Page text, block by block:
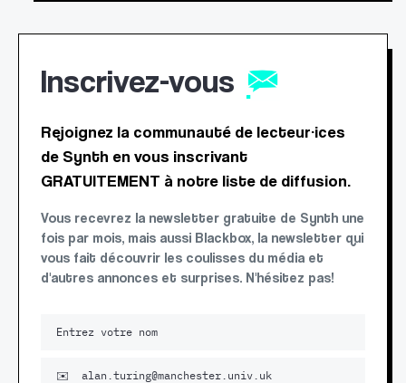
Inscrivez-vous
Rejoignez la communauté de lecteur·ices
de Synth en vous inscrivant
GRATUITEMENT à notre liste de diffusion.
Vous recevrez la newsletter gratuite de Synth une
fois par mois, mais aussi Blackbox, la newsletter qui
vous fait découvrir les coulisses du média et
d'autres annonces et surprises. N'hésitez pas!